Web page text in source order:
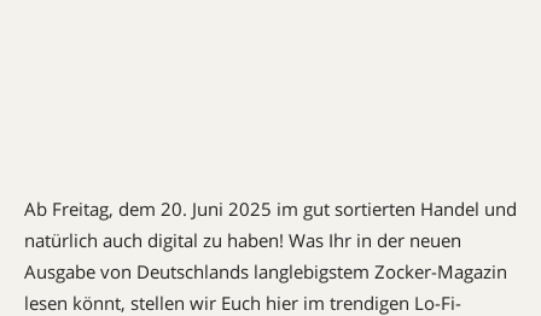
Ab Freitag, dem 20. Juni 2025 im gut sortierten Handel und
natürlich auch digital zu haben! Was Ihr in der neuen
Ausgabe von Deutschlands langlebigstem Zocker-Magazin
lesen könnt, stellen wir Euch hier im trendigen Lo-Fi-